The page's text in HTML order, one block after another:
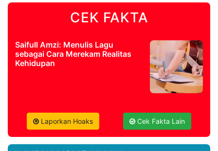
CEK FAKTA
Saifull Amzi: Menulis Lagu
sebagai Cara Merekam Realitas
Kehidupan
Laporkan Hoaks Cek Fakta Lain